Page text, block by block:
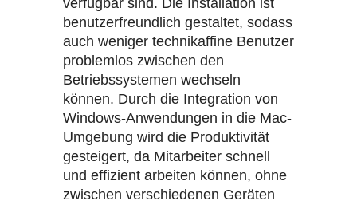
verfügbar sind. Die Installation ist
benutzerfreundlich gestaltet, sodass
auch weniger technikaffine Benutzer
problemlos zwischen den
Betriebssystemen wechseln
können. Durch die Integration von
Windows-Anwendungen in die Mac-
Umgebung wird die Produktivität
gesteigert, da Mitarbeiter schnell
und effizient arbeiten können, ohne
zwischen verschiedenen Geräten